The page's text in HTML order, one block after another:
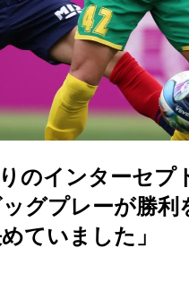
りのインターセ
グプレーが勝
ていました」